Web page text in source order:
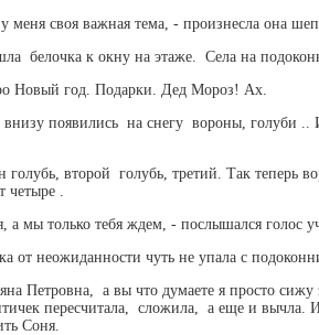
меня своя важная тема, - произнесла она
белочка к окну на этаже. Села на
Новый год. Подарки. Дед Мороз! Ах.
внизу появились на снегу вороны, голуби
голубь, второй голубь, третий. Так теперь
четыре .
а мы только тебя ждем, - послышался голос
от неожиданности чуть не упала с
Петровна, а вы что думаете я просто
пересчитала, сложила, а еще и
Соня.